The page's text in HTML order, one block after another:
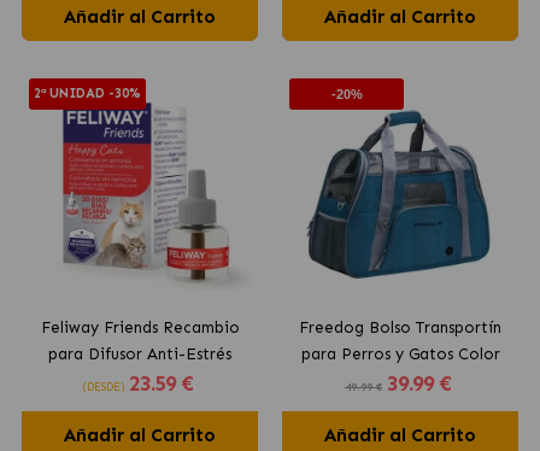
Añadir al Carrito Añadir al Carrito
2ª UNIDAD -30%
Feliway Friends Recambio
para Difusor Anti-Estrés
para Gatos
(DESDE) 23.59 €
Añadir al Carrito
-20%
Freedog Bolso Transportín
para Perros y Gatos Color
Azul
49.99 € 39.99 €
Añadir al Carrito